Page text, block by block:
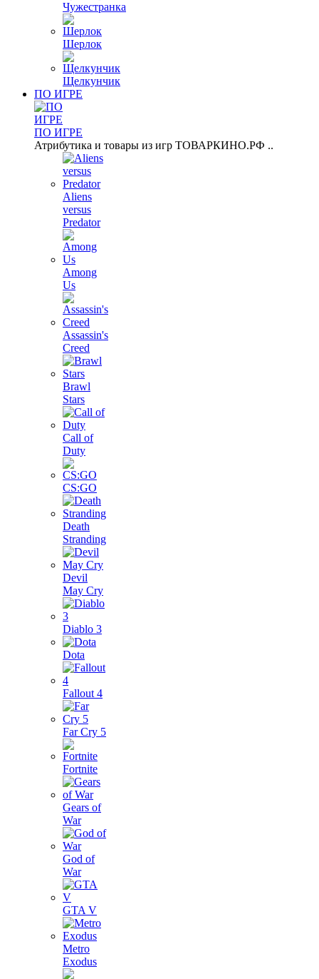
Чужестранка
Шерлок
Щелкунчик
ПО ИГРЕ
ПО ИГРЕ
Атрибутика и товары из игр ТОВАРКИНО.РФ ..
Aliens
versus
Predator
Among
Us
Assassin's
Creed
Brawl
Stars
Call of
Duty
CS:GO
Death
Stranding
Devil
May Cry
Diablo 3
Dota
Fallout 4
Far Cry 5
Fortnite
Gears of
War
God of
War
GTA V
Metro
Exodus